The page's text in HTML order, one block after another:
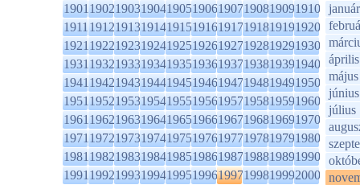
1901190219031904190519061907190819091910
1911191219131914191519161917191819191920
1921192219231924192519261927192819291930
1931193219331934193519361937193819391940
1941194219431944194519461947194819491950
1951195219531954195519561957195819591960
1961196219631964196519661967196819691970
1971197219731974197519761977197819791980
1981198219831984198519861987198819891990
1991199219931994199519961997199819992000
január
április
május
június
július